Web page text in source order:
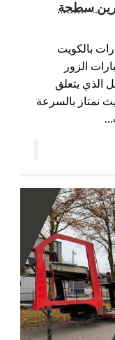
/ ونش كرين سطحة
بالكويت
الزور
الذي يتعلق
نمتاز بالسرعة